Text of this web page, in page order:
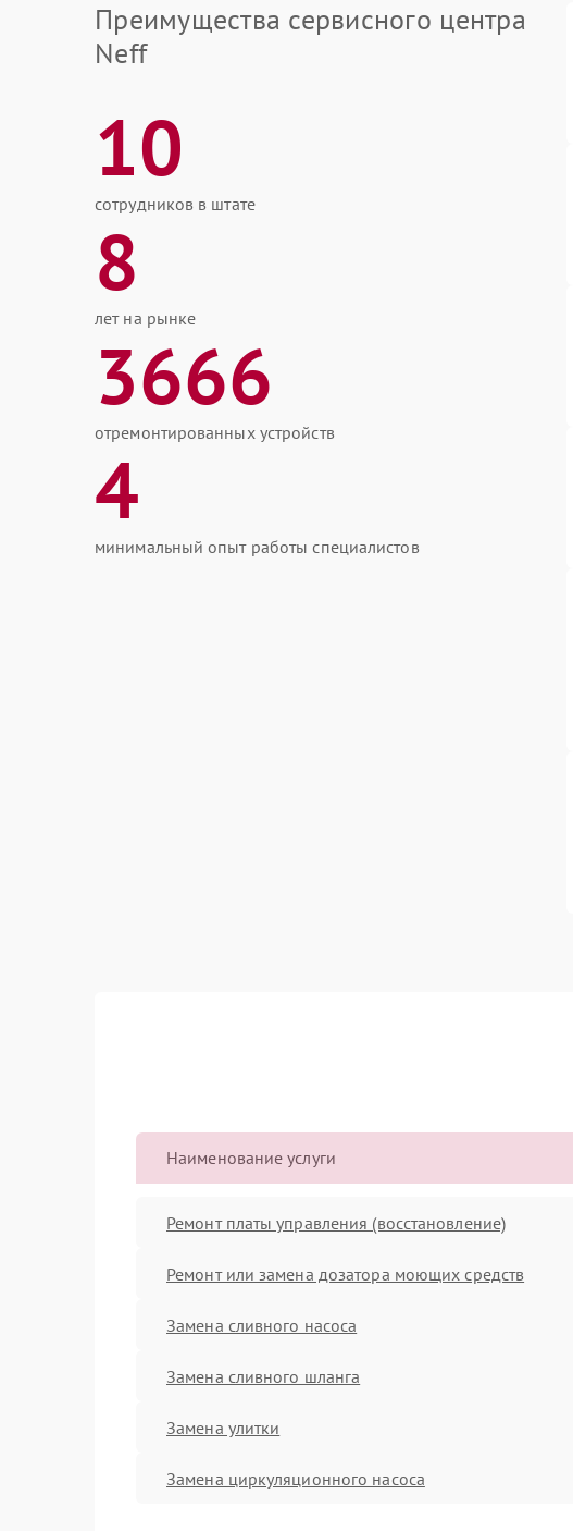
Преимущества сервисного центра
Neff
10
сотрудников в штате
8
лет на рынке
3666
отремонтированных устройств
4
минимальный опыт работы специалистов
Наименование услуги
Ремонт платы управления (восстановление)
Ремонт или замена дозатора моющих средств
Замена сливного насоса
Замена сливного шланга
Замена улитки
Замена циркуляционного насоса